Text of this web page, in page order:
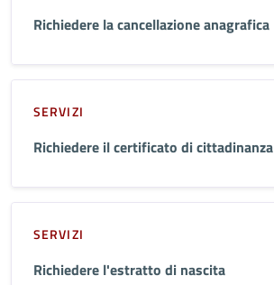
Richiedere la cancellazione anagrafica
SERVIZI
Richiedere il certificato di cittadinanza
SERVIZI
Richiedere l'estratto di nascita